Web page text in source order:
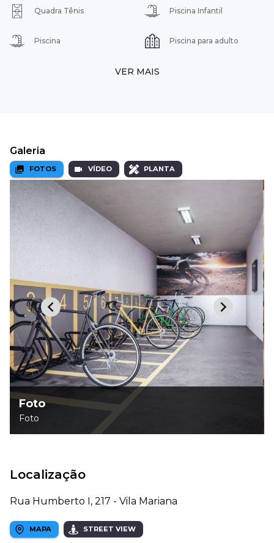
Quadra Tênis Piscina Infantil
Piscina Piscina para adulto
VER MAIS
Galeria
FOTOS VÍDEO PLANTA
Foto
Foto
Localização
Rua Humberto I, 217 - Vila Mariana
MAPA STREET VIEW